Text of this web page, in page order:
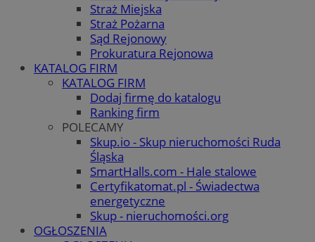
Straż Miejska
Straż Pożarna
Sąd Rejonowy
Prokuratura Rejonowa
KATALOG FIRM
KATALOG FIRM
Dodaj firmę do katalogu
Ranking firm
POLECAMY
Skup.io - Skup nieruchomości Ruda
Śląska
SmartHalls.com - Hale stalowe
Certyfikatomat.pl - Świadectwa
energetyczne
Skup - nieruchomości.org
OGŁOSZENIA